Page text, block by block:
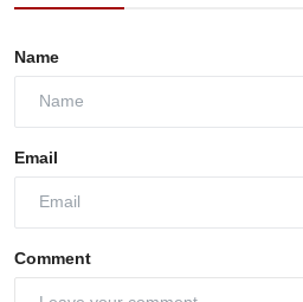
Name
Email
Comment